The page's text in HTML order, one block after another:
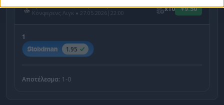
Κρίσταλ Πάλας - Ράγιο Βαγιεκάνο
Κόνφερενς Λιγκ 27.05.2026 | 22:00 x10 +9.50
1
1.95
Αποτέλεσμα: 1-0